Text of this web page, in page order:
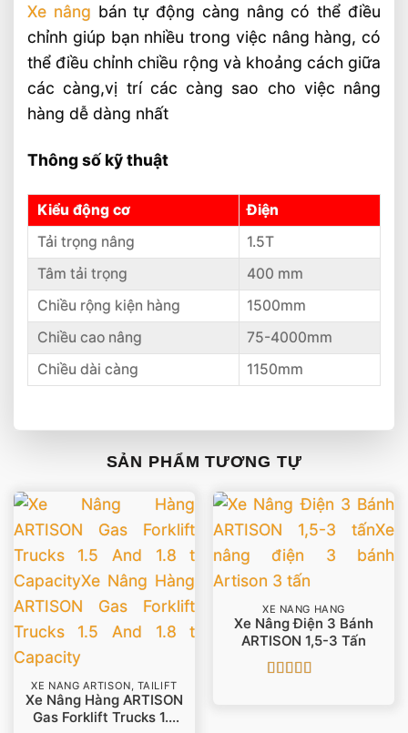
Xe nâng bán tự động càng nâng có thể điều
chỉnh giúp bạn nhiều trong việc nâng hàng, có
thể điều chỉnh chiều rộng và khoảng cách giữa
các càng,vị trí các càng sao cho việc nâng
hàng dễ dàng nhất
Thông số kỹ thuật
Kiểu động cơ
Điện
Tải trọng nâng
1.5T
Tâm tải trọng
400 mm
Chiều rộng kiện hàng
1500mm
Chiều cao nâng
75-4000mm
Chiều dài càng
1150mm
SẢN PHẨM TƯƠNG TỰ
XE NÂNG ARTISON, TAILIFT
Xe Nâng Hàng ARTISON
Gas Forklift Trucks 1.5
XE NÂNG HÀNG
Xe Nâng Điện 3 Bánh
ARTISON 1,5-3 Tấn